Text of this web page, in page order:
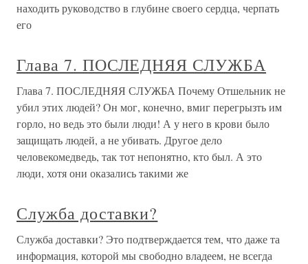
находить руководство в глубине своего сердца, черпать
его
Глава 7. ПОСЛЕДНЯЯ СЛУЖБА
Глава 7. ПОСЛЕДНЯЯ СЛУЖБА Почему Отшельник не
убил этих людей? Он мог, конечно, вмиг перегрызть им
горло, но ведь это были люди! А у него в крови было
защищать людей, а не убивать. Другое дело
человекомедведь, так тот непонятно, кто был. А это
люди, хотя они оказались такими же
Служба доставки?
Служба доставки? Это подтверждается тем, что даже та
информация, которой мы свободно владеем, не всегда